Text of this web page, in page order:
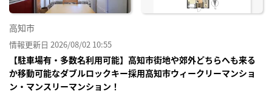
高知市
情報更新日 2026/08/02 10:55
【駐車場有・多数名利用可能】高知市街地や郊外どちらへも来る
か移動可能なダブルロックキー採用高知市ウィークリーマンショ
ン・マンスリーマンション！